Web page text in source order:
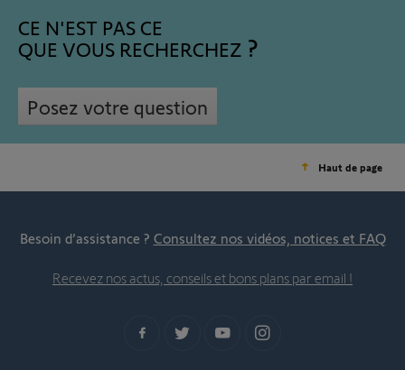
CE N'EST PAS CE
QUE VOUS RECHERCHEZ
Posez votre question
Haut de page
Besoin d’assistance ? Consultez nos vidéos, notices et FAQ
Recevez nos actus, conseils et bons plans par email !